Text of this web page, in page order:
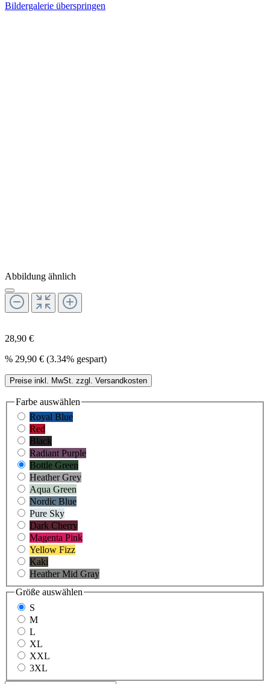
Bildergalerie überspringen
Abbildung ähnlich
28,90 €
% 29,90 € (3.34% gespart)
Preise inkl. MwSt. zzgl. Versandkosten
Farbe auswählen
Royal Blue
Red
Black
Radiant Purple
Bottle Green
Heather Grey
Aqua Green
Nordic Blue
Pure Sky
Dark Cherry
Magenta Pink
Yellow Fizz
Kaki
Heather Mid Gray
Größe auswählen
S
M
L
XL
XXL
3XL